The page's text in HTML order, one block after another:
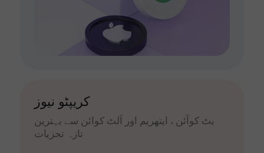
کریپٹو نیوز
بٹ کوآئن ، ایتھریم اور آلٹ کوائن سے بہترین
تازہ تجزیات